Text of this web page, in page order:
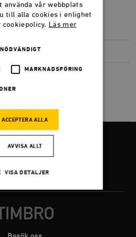
NER(PDF) 1,0 MB
använda vår webbplats
till alla cookies i enlighet
cookiepolicy. Läs mer
MARKNADSFÖRING
ACCEPTERA ALLA
AVVISA ALLT
VISA DETALJER
nödvändigt Analys